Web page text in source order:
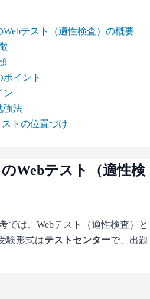
テスト（適性検査）の概要
イント
ン
強法
トの位置づけ
のWebテスト（適性検
では、Webテスト（適性検査）と
験形式はテストセンターで、 出題